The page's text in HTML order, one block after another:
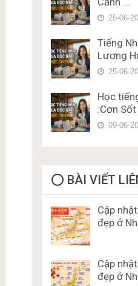
bằng lái xe
Phí
25-06-
Tiếng
Lương
25-06-
Học
:Cơn
09-06-
⭕️ BÀI VIẾT
Cập
đẹp ở
Cập
đẹp ở